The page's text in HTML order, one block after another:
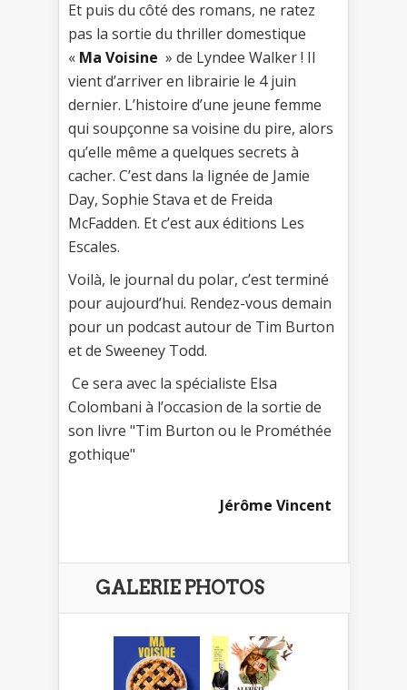
Et puis du côté des romans, ne ratez
pas la sortie du thriller domestique
« Ma Voisine » de Lyndee Walker ! Il
vient d’arriver en librairie le 4 juin
dernier. L’histoire d’une jeune femme
qui soupçonne sa voisine du pire, alors
qu’elle même a quelques secrets à
cacher. C’est dans la lignée de Jamie
Day, Sophie Stava et de Freida
McFadden. Et c’est aux éditions Les
Escales.
Voilà, le journal du polar, c’est terminé
pour aujourd’hui. Rendez-vous demain
pour un podcast autour de Tim Burton
et de Sweeney Todd.
Ce sera avec la spécialiste Elsa
Colombani à l’occasion de la sortie de
son livre "Tim Burton ou le Prométhée
gothique"
Jérôme Vincent
GALERIE PHOTOS